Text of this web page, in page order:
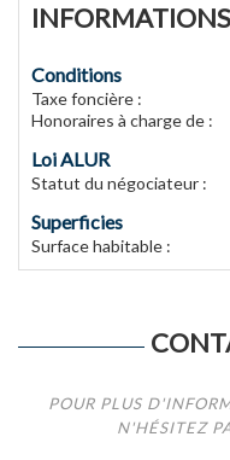
Conditions
Taxe foncière :
Honoraires à charge de :
Loi ALUR
Statut du négociateur :
Superficies
Surface habitable :
POUR PLUS
N'HÉSITEZ